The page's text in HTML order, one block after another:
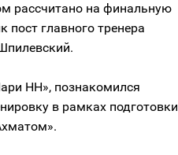
рассчитано на финальную
пост главного тренера
НН», познакомился
в рамках подготовки